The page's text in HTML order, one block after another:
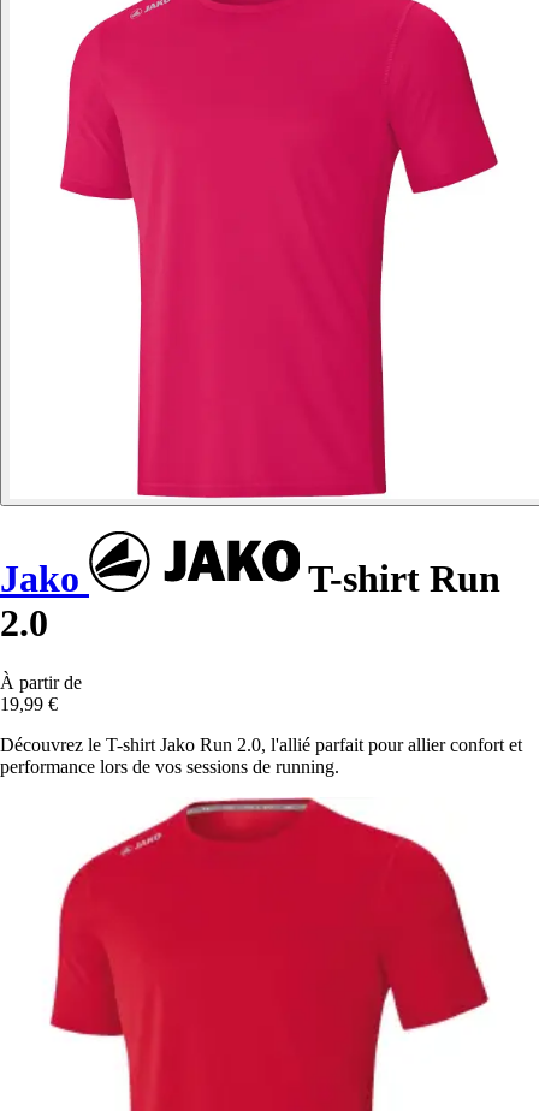
Jako
T-shirt Run
2.0
À partir de
19,99 €
Découvrez le T-shirt Jako Run 2.0, l'allié parfait pour allier confort et
performance lors de vos sessions de running.